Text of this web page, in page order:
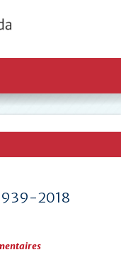
2018